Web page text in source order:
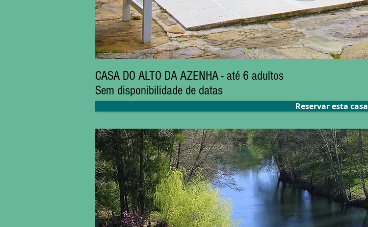
CASA DO ALTO DA AZENHA - até 6 adultos
Sem disponibilidade de datas
Reservar esta casa